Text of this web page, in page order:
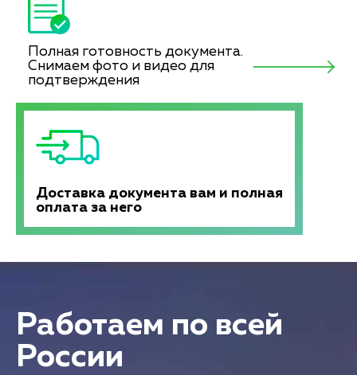
Полная готовность документа.
Снимаем фото и видео для
подтверждения
Доставка документа вам и полная
оплата за него
Работаем по всей
России